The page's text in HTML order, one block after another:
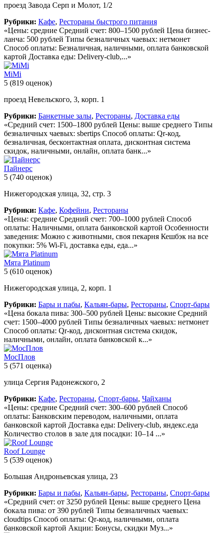
проезд Завода Серп и Молот, 1/2
Рубрики: Кафе, Рестораны быстрого питания
«Цены: средние Средний счет: 800–1500 рублей Цена бизнес-
ланча: 500 рублей Типы безналичных чаевых: нетмонет
Способ оплаты: Безналичная, наличными, оплата банковской
картой Доставка еды: Delivery-club,...»
MiMi
5 (819 оценок)
проезд Невельского, 3, корп. 1
Рубрики: Банкетные залы, Рестораны, Доставка еды
«Средний счет: 1500–1800 рублей Цены: выше среднего Типы
безналичных чаевых: sbertips Способ оплаты: Qr-код,
безналичная, бесконтактная оплата, дисконтная система
скидок, наличными, онлайн, оплата банк...»
Пайнерс
5 (740 оценок)
Нижегородская улица, 32, стр. 3
Рубрики: Кафе, Кофейни, Рестораны
«Цены: средние Средний счет: 700–1000 рублей Способ
оплаты: Наличными, оплата банковской картой Особенности
заведения: Можно с животными, своя пекарня Кешбэк на все
покупки: 5% Wi-Fi, доставка еды, еда...»
Мята Platinum
5 (610 оценок)
Нижегородская улица, 2, корп. 1
Рубрики: Бары и пабы, Кальян-бары, Рестораны, Спорт-бары
«Цена бокала пива: 300–500 рублей Цены: высокие Средний
счет: 1500–4000 рублей Типы безналичных чаевых: нетмонет
Способ оплаты: Qr-код, дисконтная система скидок,
наличными, онлайн, оплата банковской к...»
МосПлов
5 (571 оценка)
улица Сергия Радонежского, 2
Рубрики: Кафе, Рестораны, Спорт-бары, Чайханы
«Цены: средние Средний счет: 300–600 рублей Способ
оплаты: Банковским переводом, наличными, оплата
банковской картой Доставка еды: Delivery-club, яндекс.еда
Количество столов в зале для посадки: 10–14 ...»
Roof Lounge
5 (539 оценок)
Большая Андроньевская улица, 23
Рубрики: Бары и пабы, Кальян-бары, Рестораны, Спорт-бары
«Средний счет: от 3250 рублей Цены: выше среднего Цена
бокала пива: от 390 рублей Типы безналичных чаевых:
cloudtips Способ оплаты: Qr-код, наличными, оплата
банковской картой Акции: Бонусы, скидки Муз...»